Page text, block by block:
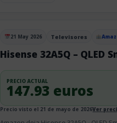
Publicado el
21 May 2026 Televisores
Hisense 32A5Q – QLED
PRECIO ACTUAL
147.93 euros
Precio visto el 21 de mayo de 2026Ver